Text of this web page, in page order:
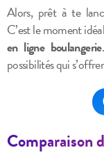
Alors, prêt à te
C’est le moment
en ligne boulangerie
possibilités qui
Comparaison